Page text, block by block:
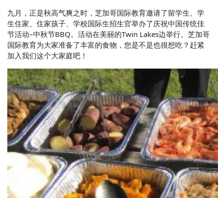
九月，正是秋高气爽之时，芝加哥国际教育邀请了留学生、学
生住家、住家孩子、学校国际生招生官举办了庆祝中国传统佳
节活动–中秋节BBQ。活动在美丽的Twin Lakes边举行。芝加哥
国际教育为大家准备了丰富的食物，您是不是也很想吃？赶紧
加入我们这个大家庭吧！